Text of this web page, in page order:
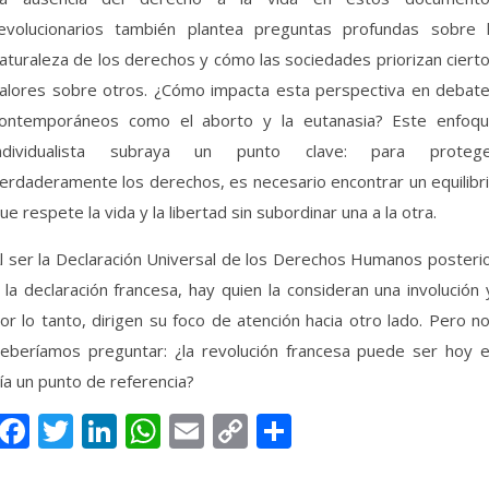
también plantea preguntas profundas sobre
de los derechos y cómo las sociedades priorizan
sobre otros. ¿Cómo impacta esta perspectiva en
como el aborto y la eutanasia? Este
subraya un punto clave: para
los derechos, es necesario encontrar un
respete la vida y la libertad sin subordinar una a la otra.
ser la Declaración Universal de los Derechos Humanos
la declaración francesa, hay quien la consideran una involución
lo tanto, dirigen su foco de atención hacia otro lado. Pero
preguntar: ¿la revolución francesa puede ser hoy
un punto de referencia?
Facebook
Twitter
LinkedIn
WhatsApp
Email
Copy